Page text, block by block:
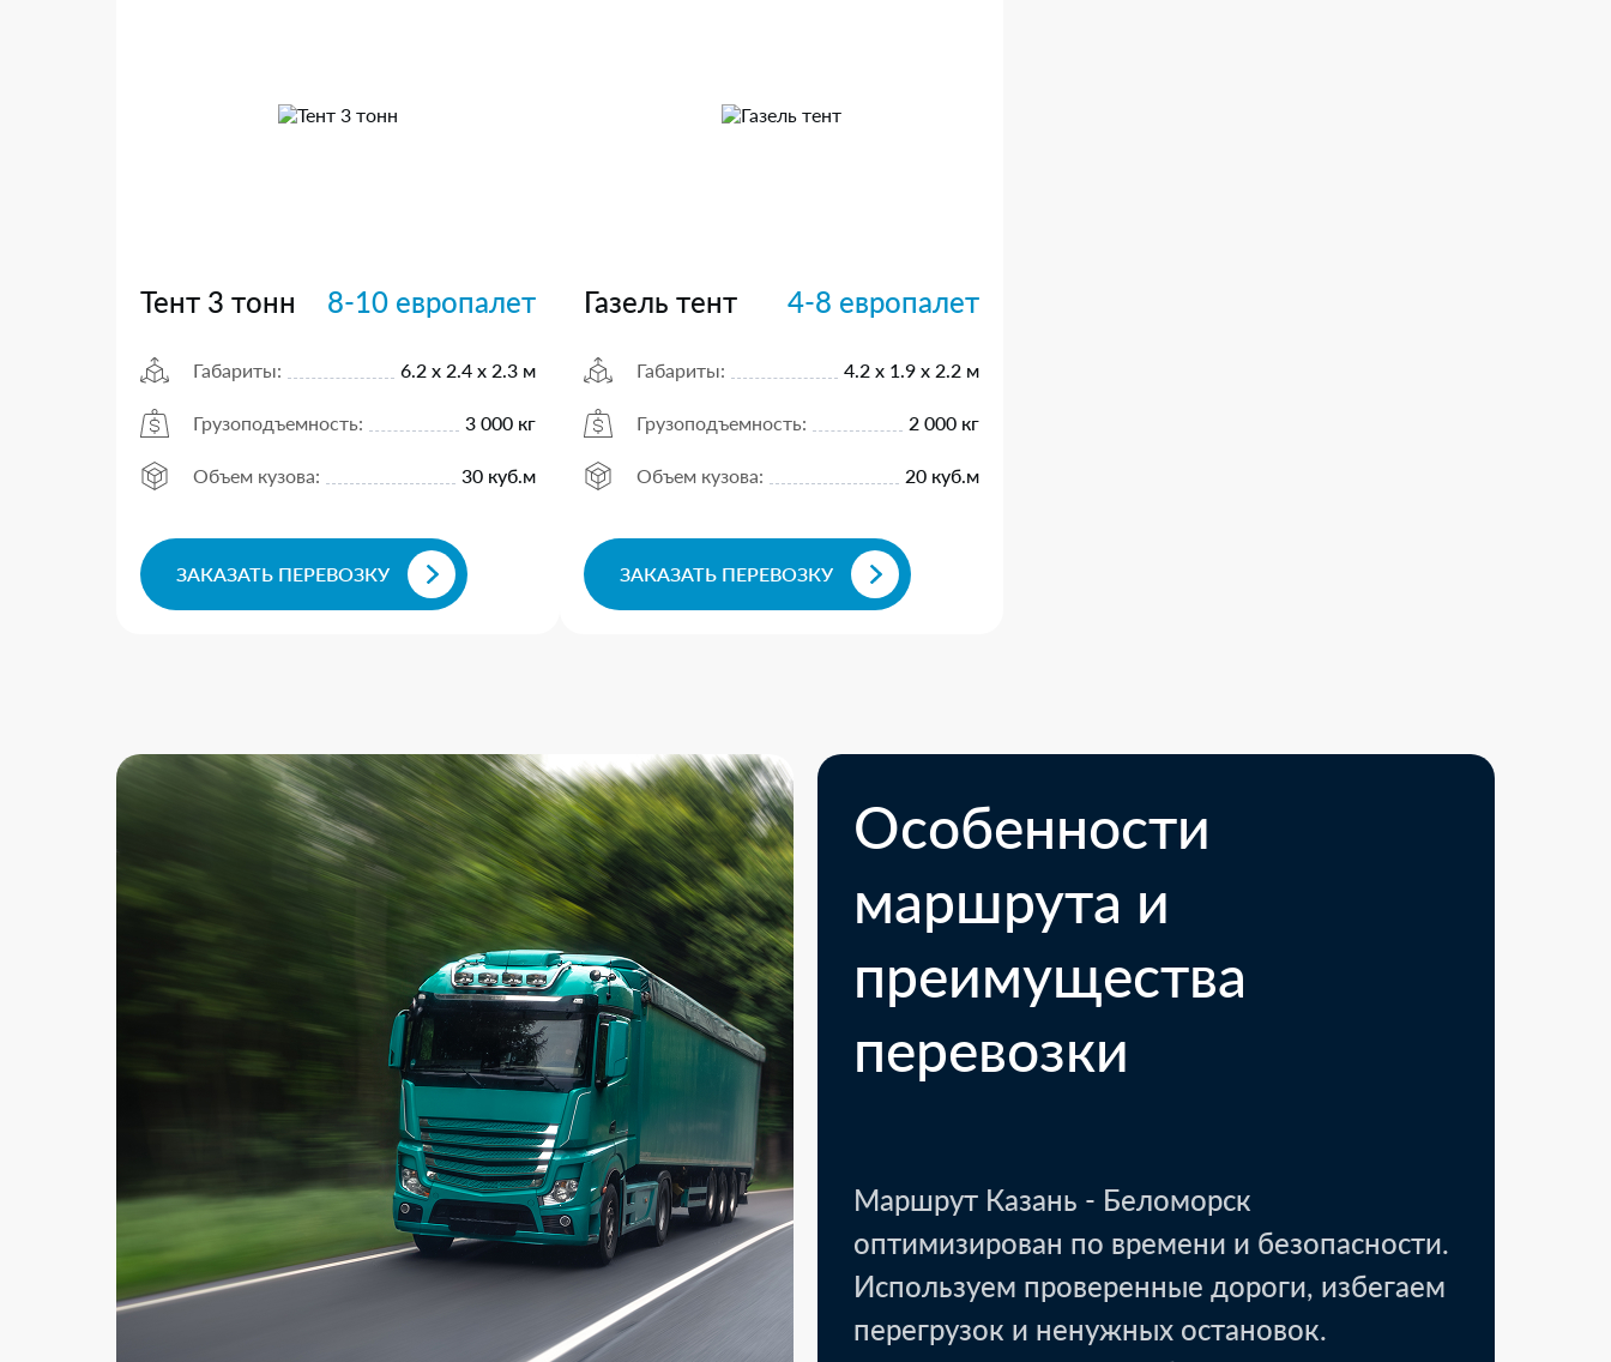
Тент 3 тонн 8-10 европалет
Габариты: 6.2 х 2.4 х 2.3 м
Грузоподъемность: 3 000 кг
Объем кузова: 30 куб.м
ЗАКАЗАТЬ ПЕРЕВОЗКУ
Газель тент 4-8 европалет
Габариты: 4.2 х 1.9 х 2.2 м
Грузоподъемность: 2 000 кг
Объем кузова: 20 куб.м
ЗАКАЗАТЬ ПЕРЕВОЗКУ
Особенности
маршрута и
преимущества
перевозки
Маршрут Казань - Беломорск
оптимизирован по времени и безопасности.
Используем проверенные дороги, избегаем
перегрузок и ненужных остановок.